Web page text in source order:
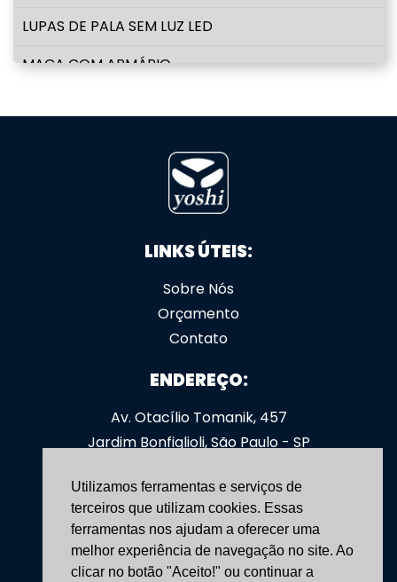
LUPAS DE PALA SEM LUZ LED
MACA COM ARMÁRIO
MESAS/MACAS IMPLANTE CAPILAR
MOCHOS COM REGULAGEM DA ALTURA À GÁS
MOCHOS HIDRÁULICOS E ELÉTRICOS COM APOIO
DOS BRAÇOS PARA CIRURGIAS
POLTRONA PENDULAR PARA EXAME DE VECTO
POLTRONA/MESA PARA PODOLOGIA
SUPORTES PARA FLEBOSCÓPIO
ACESSÓRIOS
LINKS ÚTEIS:
Sobre Nós
Orçamento
Contato
ENDEREÇO:
Av. Otacílio Tomanik, 457
Jardim Bonfiglioli, São Paulo - SP
SIGA-NOS:
yoshimoveis
Utilizamos ferramentas e serviços de
terceiros que utilizam cookies. Essas
ferramentas nos ajudam a oferecer uma
melhor experiência de navegação no site. Ao
clicar no botão "Aceito!" ou continuar a